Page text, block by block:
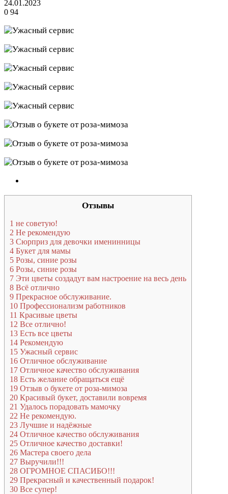
24.01.2023
0 94
Отзывы
1 не советую!
2 Не рекомендую
3 Сюрприз для девочки именинницы
4 Букет для мамы
5 Розы, синие розы
6 Розы, синие розы
7 Эти цветы создадут вам настроение на весь день
8 Всё отлично
9 Прекрасное обслуживание.
10 Профессионализм работников
11 Красивые цветы
12 Все отлично!
13 Есть все цветы
14 Рекомендую
15 Ужасный сервис
16 Отличное обслуживание
17 Отличное качество обслуживания
18 Есть желание обращаться ещё
19 Отзыв о букете от роза-мимоза
20 Красивый букет, доставили вовремя
21 Удалось порадовать мамочку
22 Не рекомендую.
23 Лучшие и надёжные
24 Отличное качество обслуживания
25 Отличное качество доставки!
26 Мастера своего дела
27 Выручили!!!
28 ОГРОМНОЕ СПАСИБО!!!
29 Прекрасный и качественный подарок!
30 Все супер!